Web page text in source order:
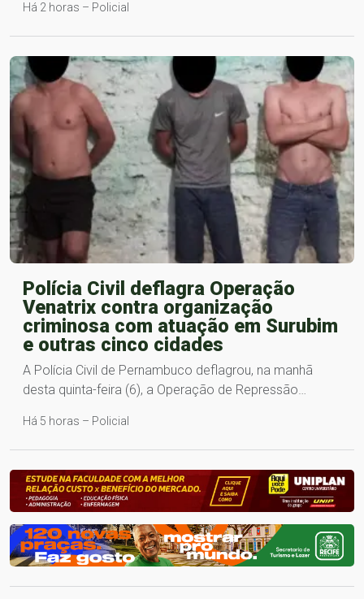
Há 2 horas – Policial
Polícia Civil deflagra Operação
Venatrix contra organização
criminosa com atuação em Surubim
e outras cinco cidades
A Polícia Civil de Pernambuco deflagrou, na manhã
desta quinta-feira (6), a Operação de Repressão…
Há 5 horas – Policial